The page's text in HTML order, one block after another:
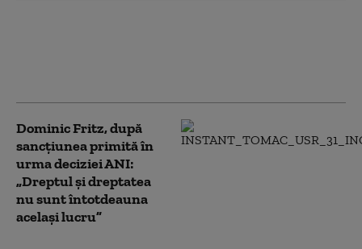
Dominic Fritz, după
sancțiunea primită în
urma deciziei ANI:
„Dreptul şi dreptatea
nu sunt întotdeauna
acelaşi lucru”